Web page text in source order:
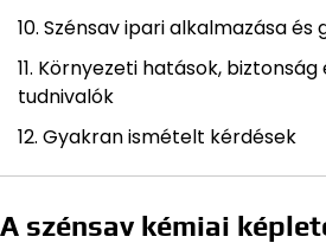
Szénsav ipari alkalmazása és
Környezeti hatások, biztonság
tudnivalók
Gyakran ismételt kérdések
A szénsav kémiai